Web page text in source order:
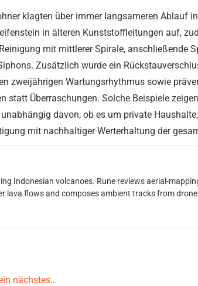
klagten über immer langsameren Ablauf
in älteren Kunststoffleitungen auf,
mit mittlerer Spirale, anschließende
Zusätzlich wurde ein
zweijährigen Wartungsrhythmus sowie
statt Überraschungen. Solche Beispiele
davon, ob es um private
mit nachhaltiger Werterhaltung der
Indonesian volcanoes. Rune reviews aerial-
lava flows and composes ambient tracks from
nächstes…